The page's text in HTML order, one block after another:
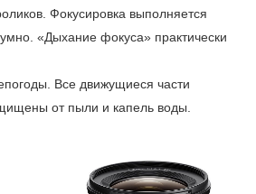
Фокусировка выполняется
«Дыхание фокуса» практически
Все движущиеся части
от пыли и капель воды.